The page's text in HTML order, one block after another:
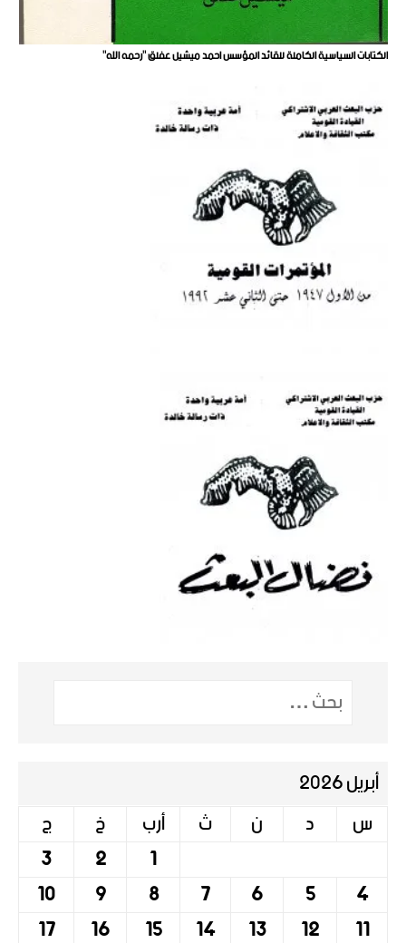
الكتابات السياسية الكاملة للقائد المؤسس احمد ميشيل عفلق "رحمه الله"
أبريل 2026
س
د ن ث أرب خ ج
1
2
3
4
5
6
7
8
9
10
11
12
13
14
15
16
17